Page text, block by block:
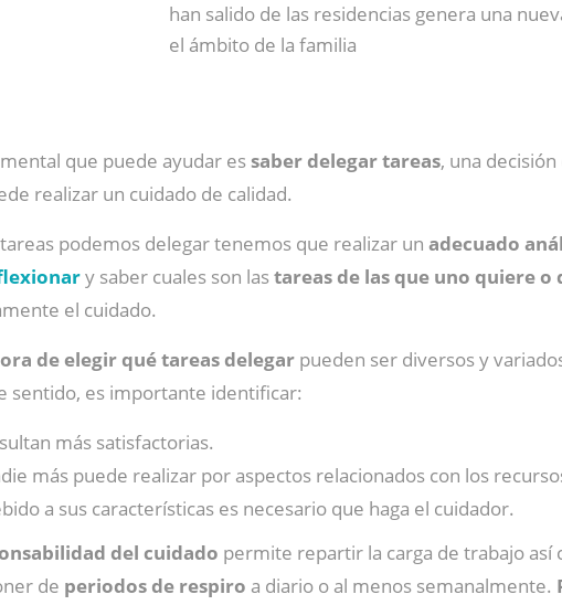
han salido de las residencias genera una
el ámbito de la familia
que puede ayudar essaber delegar tareas, una
realizar un cuidado de calidad.
podemos delegar tenemos que realizar un adecuado
y saber cuales son lastareas de las que uno quiere o
el cuidado.
de elegir qué tareas delegar pueden ser diversos y
sentido, es importante identificar:
más satisfactorias.
más puede realizar por aspectos relacionados con los
a sus características es necesario que haga el cuidador.
del cuidado permite repartir la carga de trabajo así
de periodos de respiro a diario o al menos semanalmente.